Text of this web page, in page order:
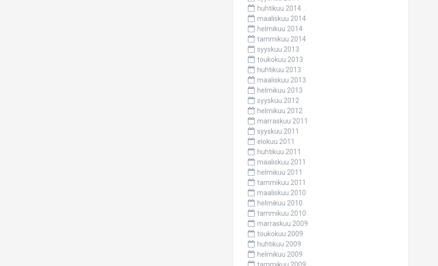
huhtikuu 2014
maaliskuu 2014
helmikuu 2014
tammikuu 2014
syyskuu 2013
toukokuu 2013
huhtikuu 2013
maaliskuu 2013
helmikuu 2013
syyskuu 2012
helmikuu 2012
marraskuu 2011
syyskuu 2011
elokuu 2011
huhtikuu 2011
maaliskuu 2011
helmikuu 2011
tammikuu 2011
maaliskuu 2010
helmikuu 2010
tammikuu 2010
marraskuu 2009
toukokuu 2009
huhtikuu 2009
helmikuu 2009